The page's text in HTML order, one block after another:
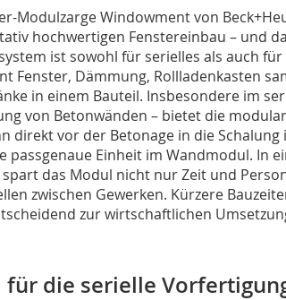
Modulzarge Windowmentvon
hochwertigen Fenstereinbau – und
ist sowohl für serielles als auch
Fenster, Dämmung, Rollladenkasten
in einem Bauteil. Insbesondere im
von Betonwänden – bietet die
direkt vor der Betonage in die
passgenaue Einheit im Wandmodul. In
das Modul nicht nur Zeit und
zwischen Gewerken. Kürzere
zur wirtschaftlichen
für die serielle